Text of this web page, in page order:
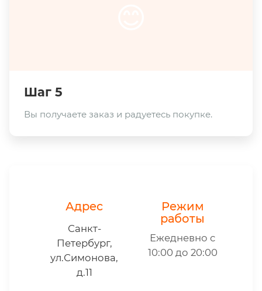
Шаг 5
Вы получаете заказ и радуетесь покупке.
Адрес
Санкт-
Петербург,
ул.Симонова,
д.11
Режим
работы
Ежедневно с
10:00 до 20:00